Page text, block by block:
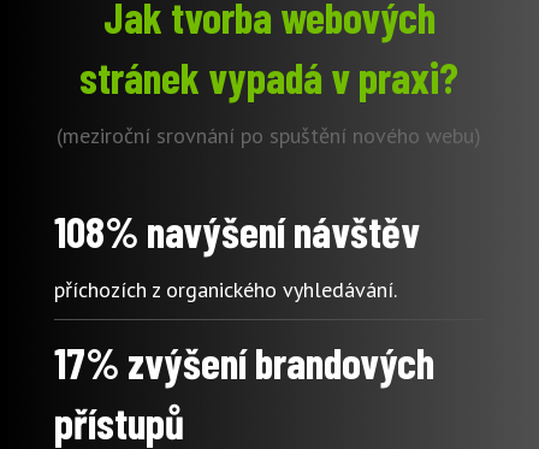
Jak tvorba webových
stránek vypadá v praxi?
(meziroční srovnání po spuštění nového webu)
108% navýšení návštěv
příchozích z organického vyhledávání.
17% zvýšení brandových
přístupů